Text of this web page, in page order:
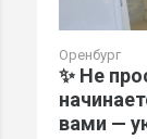
Оренбург
✨ Не
вами —